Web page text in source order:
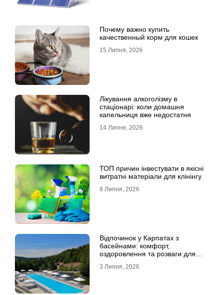
Почему важно купить
качественный корм для кошек
15 Липня, 2026
Лікування алкоголізму в
стаціонарі: коли домашня
капельниця вже недостатня
14 Липня, 2026
ТОП причин інвестувати в якісні
витратні матеріали для клінінгу
8 Липня, 2026
Відпочинок у Карпатах з
басейнами: комфорт,
оздоровлення та розваги для
3 Липня, 2026